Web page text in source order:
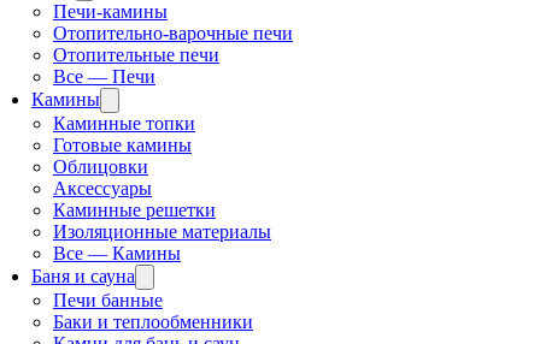
Печи-камины
Отопительно-варочные печи
Отопительные печи
Все — Печи
Камины
Каминные топки
Готовые камины
Облицовки
Аксессуары
Каминные решетки
Изоляционные материалы
Все — Камины
Баня и сауна
Печи банные
Баки и теплообменники